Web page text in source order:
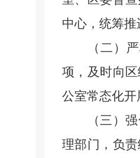
中心，统筹推
（二）
项，及时向
公室常态化
（三）
理部门，负